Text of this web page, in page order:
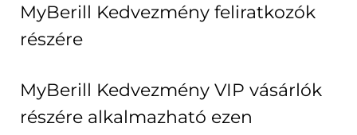
MyBerill Kedvezmény feliratkozók
részére
MyBerill Kedvezmény VIP vásárlók
részére alkalmazható ezen